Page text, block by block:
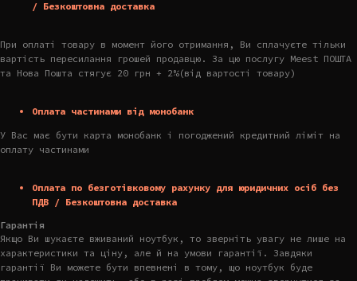
/ Безкоштовна доставка
При оплаті товару в момент його отримання, Ви сплачуєте тільки
вартість пересилання грошей продавцю. За цю послугу Meest ПОШТА
та Нова Пошта стягує 20 грн + 2%(від вартості товару)
Оплата частинами від монобанк
У Вас має бути карта монобанк і погоджений кредитний ліміт на
оплату частинами
Оплата по безготівковому рахунку для юридичних осіб без
ПДВ / Безкоштовна доставка
Гарантія
Якщо Ви шукаєте вживаний ноутбук, то зверніть увагу не лише на
характеристики та ціну, але й на умови гарантії. Завдяки
гарантії Ви можете бути впевнені в тому, що ноутбук буде